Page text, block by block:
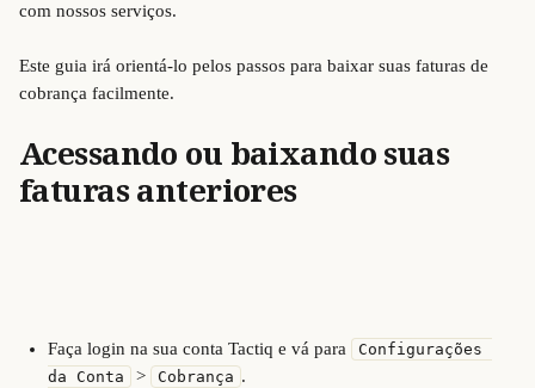
com nossos serviços.
Este guia irá orientá-lo pelos passos para baixar suas faturas de
cobrança facilmente.
Acessando ou baixando suas
faturas anteriores
Faça login na sua conta Tactiq e vá para
Configurações
da Conta
> Cobrança .